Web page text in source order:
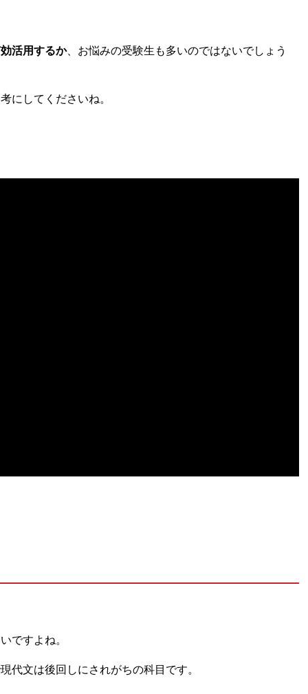
活用するか、お悩みの受験生も多いのではないでしょう
にしてくださいね。
ですよね。
代文は後回しにされがちの科目です。